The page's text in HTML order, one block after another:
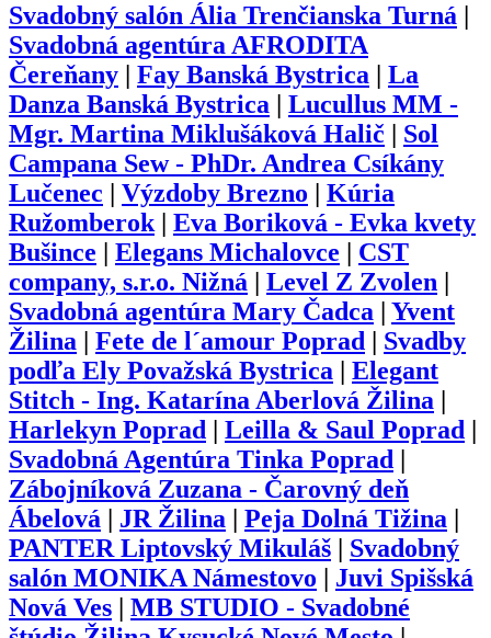
Svadobný salón Ália Trenčianska Turná
Svadobná agentúra AFRODITA
Čereňany
Fay Banská Bystrica
La
Danza Banská Bystrica
Lucullus MM -
Mgr. Martina Miklušáková Halič
Sol
Campana Sew - PhDr. Andrea Csíkány
Lučenec
Výzdoby Brezno
Kúria
Ružomberok| Eva Boriková - Evka kvety
Bušince
Elegans Michalovce
CST
company, s.r.o. Nižná
Level Z Zvolen
Svadobná agentúra Mary Čadca
Yvent
Žilina
Fete de l´amour Poprad
Svadby
podľa Ely Považská Bystrica
Elegant
Stitch - Ing. Katarína Aberlová Žilina
Harlekyn Poprad
Leilla & Saul Poprad
Svadobná Agentúra Tinka Poprad
Zábojníková Zuzana - Čarovný deň
Ábelová
JR Žilina Peja Dolná Tižina
PANTER Liptovský Mikuláš
Svadobný
salón MONIKA Námestovo
Juvi Spišská
Nová Ves
MB STUDIO - Svadobné